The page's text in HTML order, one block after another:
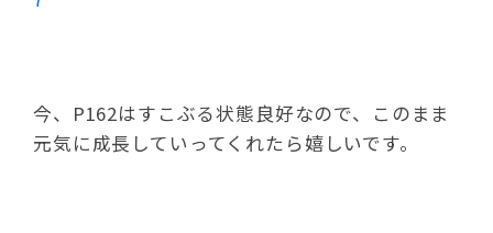
今、P162はすこぶる状態良好なので、このまま
元気に成長していってくれたら嬉しいです。